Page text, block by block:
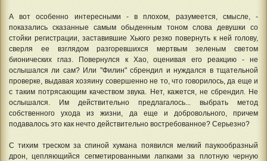
А вот особенно интересными - в плохом, разумеется, смысле, -
показались сказанные самым обыденным тоном слова девушки со
стойки регистрации, заставившие Хьюго резко повернуть к ней голову,
сверля ее взглядом разгоревшихся мертвым зеленым светом
бионических глаз. Повернулся к Хао, оценивая его реакцию - не
ослышался ли сам? Или "Филин" сбрендил и нуждался в тщательной
проверке, выдавая хозяину совершенно не то, что говорилось, да еще и
с таким потрясающим качеством звука. Нет, кажется, не сбрендил. Не
ослышался. Им действительно предлагалось... выбрать метод
собственного ухода из жизни, да еще и добровольного, причем
подавалось это как нечто действительно востребованное? Серьезно?
С тихим треском за спиной хумана появился мелкий паукообразный
дрон, цепляющийся сегметированными лапками за плотную черную